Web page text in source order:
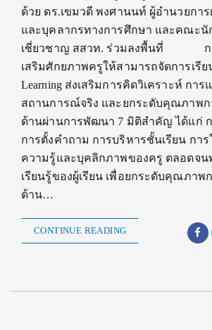
ด้วย ดร.เขมวดี พงศานนท์ ผู้อำนวยกา
และบุคลากรทางการศึกษา และคณะนั
เชี่ยวชาญ สสวท. ร่วมลงพื้นที่ กา
เสริมศักยภาพครูให้สามารถจัดการเรีย
Learning ส่งเสริมการคิดวิเคราะห์ กา
สถานการณ์จริง และยกระดับคุณภาพก
ด้านผ่านการพัฒนา 7 มิติสำคัญ ได้แก่
การตั้งคำถาม การบริหารชั้นเรียน การ
ความรู้และบุคลิกภาพของครู ตลอดจน
เรียนรู้ของผู้เรียน เพื่อยกระดับคุณภาพ
ด้าน…
CONTINUE READING